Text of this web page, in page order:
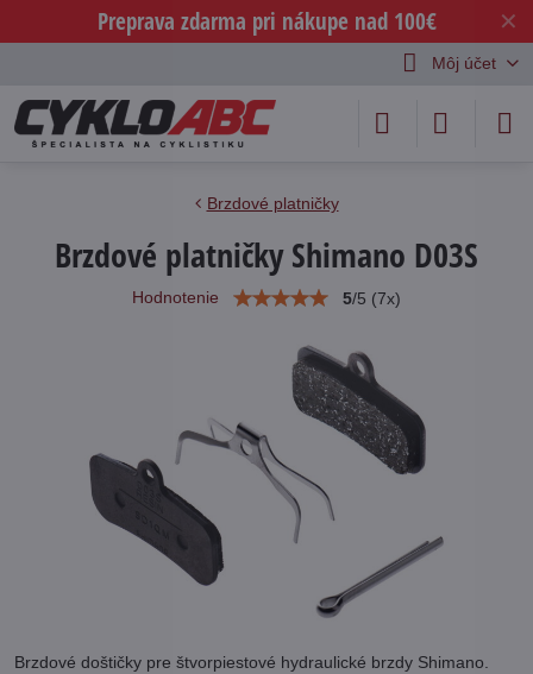
✕
Preprava zdarma pri nákupe nad 100€
Môj účet
Brzdové platničky
Brzdové platničky Shimano D03S
Hodnotenie 5/5 (7x)
Brzdové doštičky pre štvorpiestové hydraulické brzdy Shimano.